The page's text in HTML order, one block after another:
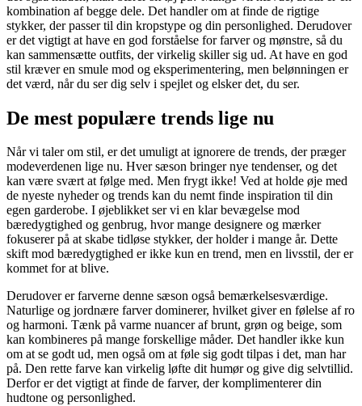
kombination af begge dele. Det handler om at finde de rigtige
stykker, der passer til din kropstype og din personlighed. Derudover
er det vigtigt at have en god forståelse for farver og mønstre, så du
kan sammensætte outfits, der virkelig skiller sig ud. At have en god
stil kræver en smule mod og eksperimentering, men belønningen er
det værd, når du ser dig selv i spejlet og elsker det, du ser.
De mest populære trends lige nu
Når vi taler om stil, er det umuligt at ignorere de trends, der præger
modeverdenen lige nu. Hver sæson bringer nye tendenser, og det
kan være svært at følge med. Men frygt ikke! Ved at holde øje med
de nyeste nyheder og trends kan du nemt finde inspiration til din
egen garderobe. I øjeblikket ser vi en klar bevægelse mod
bæredygtighed og genbrug, hvor mange designere og mærker
fokuserer på at skabe tidløse stykker, der holder i mange år. Dette
skift mod bæredygtighed er ikke kun en trend, men en livsstil, der er
kommet for at blive.
Derudover er farverne denne sæson også bemærkelsesværdige.
Naturlige og jordnære farver dominerer, hvilket giver en følelse af ro
og harmoni. Tænk på varme nuancer af brunt, grøn og beige, som
kan kombineres på mange forskellige måder. Det handler ikke kun
om at se godt ud, men også om at føle sig godt tilpas i det, man har
på. Den rette farve kan virkelig løfte dit humør og give dig selvtillid.
Derfor er det vigtigt at finde de farver, der komplimenterer din
hudtone og personlighed.